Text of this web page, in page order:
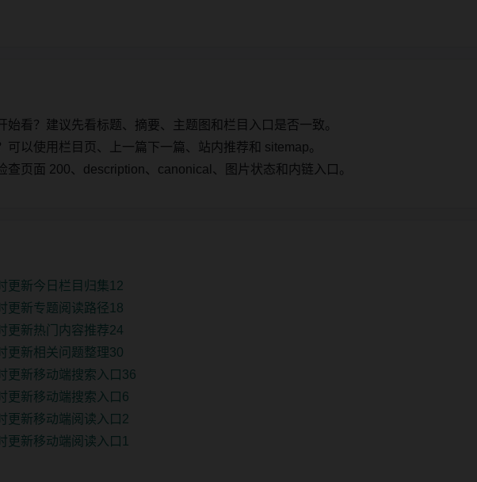
始看？建议先看标题、摘要、主题图和栏目入口是否一致。
可以使用栏目页、上一篇下一篇、站内推荐和 sitemap。
查页面 200、description、canonical、图片状态和内链入口。
更新今日栏目归集12
更新专题阅读路径18
更新热门内容推荐24
更新相关问题整理30
更新移动端搜索入口36
更新移动端搜索入口6
更新移动端阅读入口2
更新移动端阅读入口1